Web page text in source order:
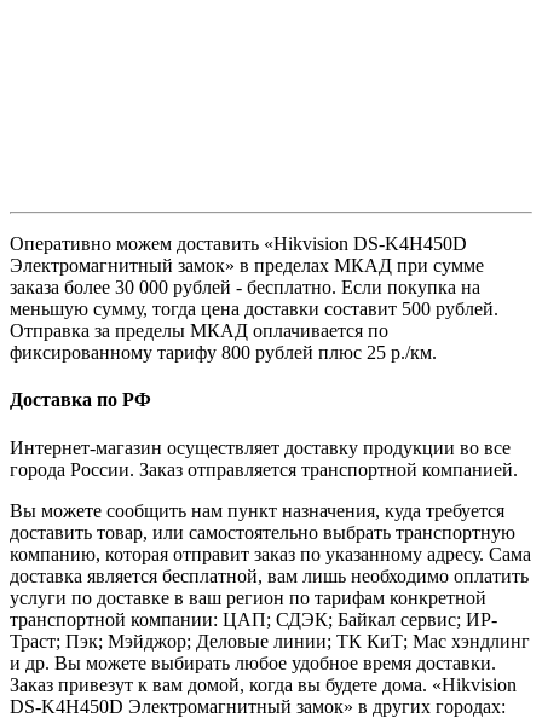
Оперативно можем доставить «Hikvision DS-K4H450D
Электромагнитный замок» в пределах МКАД при сумме
заказа более 30 000 рублей - бесплатно. Если покупка на
меньшую сумму, тогда цена доставки составит 500 рублей.
Отправка за пределы МКАД оплачивается по
фиксированному тарифу 800 рублей плюс 25 р./км.
Доставка по РФ
Интернет-магазин осуществляет доставку продукции во все
города России. Заказ отправляется транспортной компанией.
Вы можете сообщить нам пункт назначения, куда требуется
доставить товар, или самостоятельно выбрать транспортную
компанию, которая отправит заказ по указанному адресу. Сама
доставка является бесплатной, вам лишь необходимо оплатить
услуги по доставке в ваш регион по тарифам конкретной
транспортной компании: ЦАП; СДЭК; Байкал сервис; ИР-
Траст; Пэк; Мэйджор; Деловые линии; ТК КиТ; Мас хэндлинг
и др. Вы можете выбирать любое удобное время доставки.
Заказ привезут к вам домой, когда вы будете дома. «Hikvision
DS-K4H450D Электромагнитный замок» в других городах: